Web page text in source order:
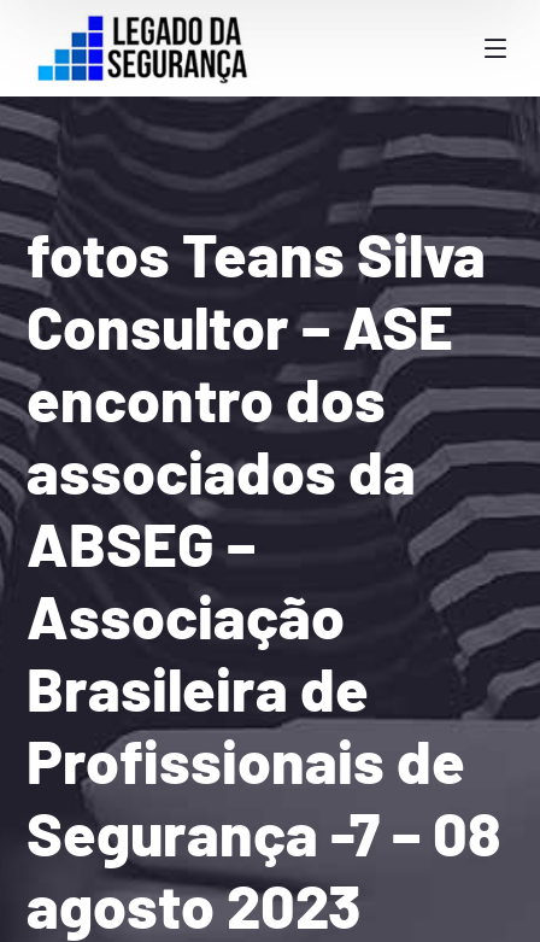
fotos Teans Silva
Consultor – ASE
encontro dos
associados da
ABSEG –
Associação
Brasileira de
Profissionais de
Segurança -7 – 08
agosto 2023